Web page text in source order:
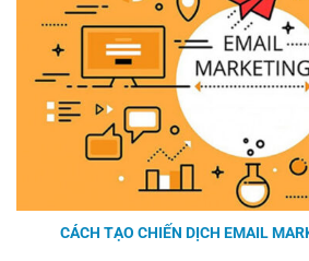
CÁCH TẠO CHIẾN DỊCH EMAIL